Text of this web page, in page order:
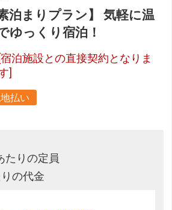
素泊まりプラン】 気軽に温
ゆっくり宿泊！
[宿泊施設との直接契約となりま
]
払い
たりの定員
の代金